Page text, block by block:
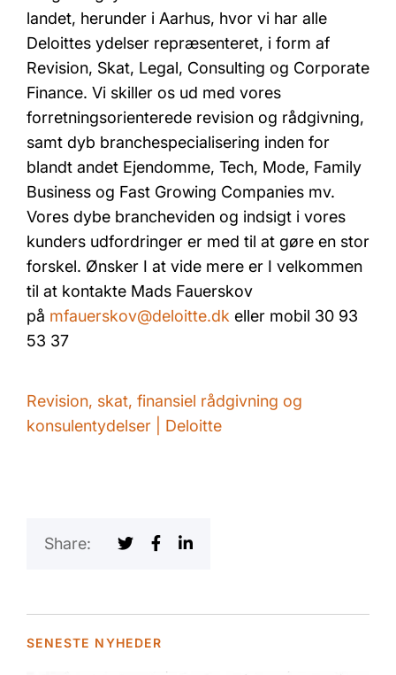
landet, herunder i Aarhus, hvor vi har alle
Deloittes ydelser repræsenteret, i form af
Revision, Skat, Legal, Consulting og Corporate
Finance. Vi skiller os ud med vores
forretningsorienterede revision og rådgivning,
samt dyb branchespecialisering inden for
blandt andet Ejendomme, Tech, Mode, Family
Business og Fast Growing Companies mv.
Vores dybe brancheviden og indsigt i vores
kunders udfordringer er med til at gøre en stor
forskel. Ønsker I at vide mere er I velkommen
til at kontakte Mads Fauerskov
på mfauerskov@deloitte.dk eller mobil 30 93
53 37
Revision, skat, finansiel rådgivning og
konsulentydelser | Deloitte
Share:
SENESTE NYHEDER